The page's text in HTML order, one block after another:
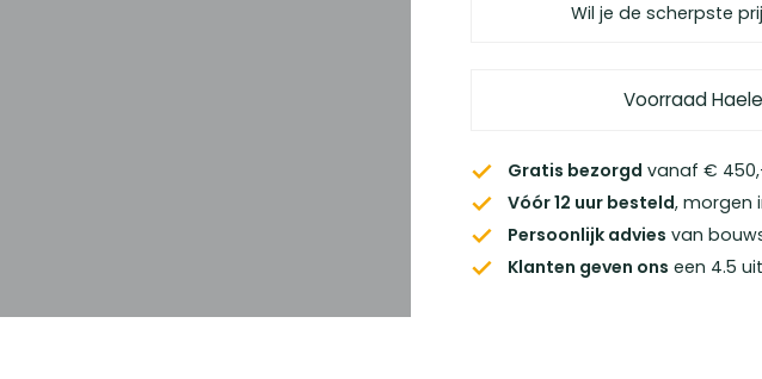
Wil je de scherpste
Voorraad
Gratis bezorgd vanaf €
Vóór 12 uur besteld, morgen
Persoonlijk advies van
Klanten geven ons een 4.5